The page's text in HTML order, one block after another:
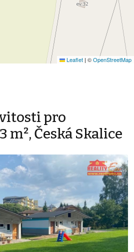
Leaflet | ©OpenStreetMap
pro
m², Česká Skalice